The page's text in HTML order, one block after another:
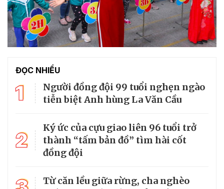
ĐỌC NHIỀU
1
Người đồng đội 99 tuổi nghẹn ngào
tiễn biệt Anh hùng La Văn Cầu
2
Ký ức của cựu giao liên 96 tuổi trở
thành “tấm bản đồ” tìm hài cốt
đồng đội
Từ căn lều giữa rừng, cha nghèo